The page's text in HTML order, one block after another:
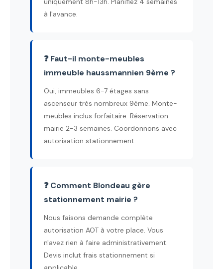
à l'avance.
❓ Faut-il monte-meubles
immeuble haussmannien 9ème ?
Oui, immeubles 6-7 étages sans
ascenseur très nombreux 9ème. Monte-
meubles inclus forfaitaire. Réservation
mairie 2-3 semaines. Coordonnons avec
autorisation stationnement.
❓ Comment Blondeau gère
stationnement mairie ?
Nous faisons demande complète
autorisation AOT à votre place. Vous
n'avez rien à faire administrativement.
Devis inclut frais stationnement si